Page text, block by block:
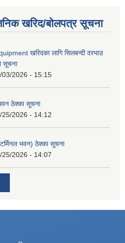
खरिद/बोलपत्र सूचना
खरिदका लागि सिलबन्दी दरभाउ
सूचना
03/2026 - 15:15
ठेक्का सूचना
25/2026 - 14:12
भवन) ठेक्का सूचना
25/2026 - 14:07